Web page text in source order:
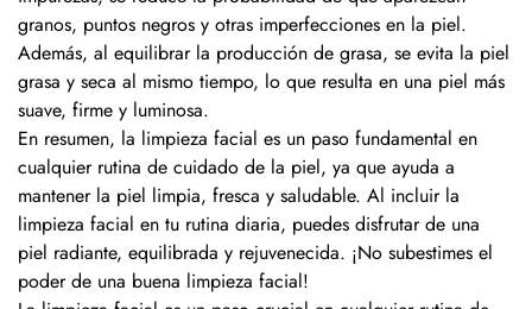
granos, puntos negros y otras imperfecciones en la piel.
Además, al equilibrar la producción de grasa, se evita la piel
grasa y seca al mismo tiempo, lo que resulta en una piel más
suave, firme y luminosa.
En resumen, la limpieza facial es un paso fundamental en
cualquier rutina de cuidado de la piel, ya que ayuda a
mantener la piel limpia, fresca y saludable. Al incluir la
limpieza facial en tu rutina diaria, puedes disfrutar de una
piel radiante, equilibrada y rejuvenecida. ¡No subestimes el
poder de una buena limpieza facial!